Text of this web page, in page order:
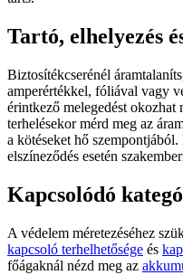
Tartó, elhelyezés
Biztosítékcserénél
amperértékkel, fóliával vagy
érintkező melegedést
terhelésekor mérd meg az
a kötéseket hő
elszíneződés esetén
Kapcsolódó
A védelem méretezéséhez
kapcsoló terhelhetősége és
főágaknál nézd meg az